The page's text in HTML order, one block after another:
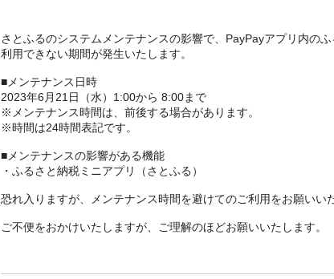
さとふるのシステムメンテナンスの影響で、PayPayアプリ内の
利用できない期間が発生いたします。
■メンテナンス日時
2023年6月21日（水）1:00から 8:00まで
※メンテナンス時間は、前後する場合があります。
※時間は24時間表記です。
■メンテナンスの影響がある機能
・ふるさと納税ミニアプリ（さとふる）
恐れ入りますが、メンテナンス時間を避けてのご利用をお願いい
ご不便をおかけいたしますが、ご理解のほどお願いいたします。